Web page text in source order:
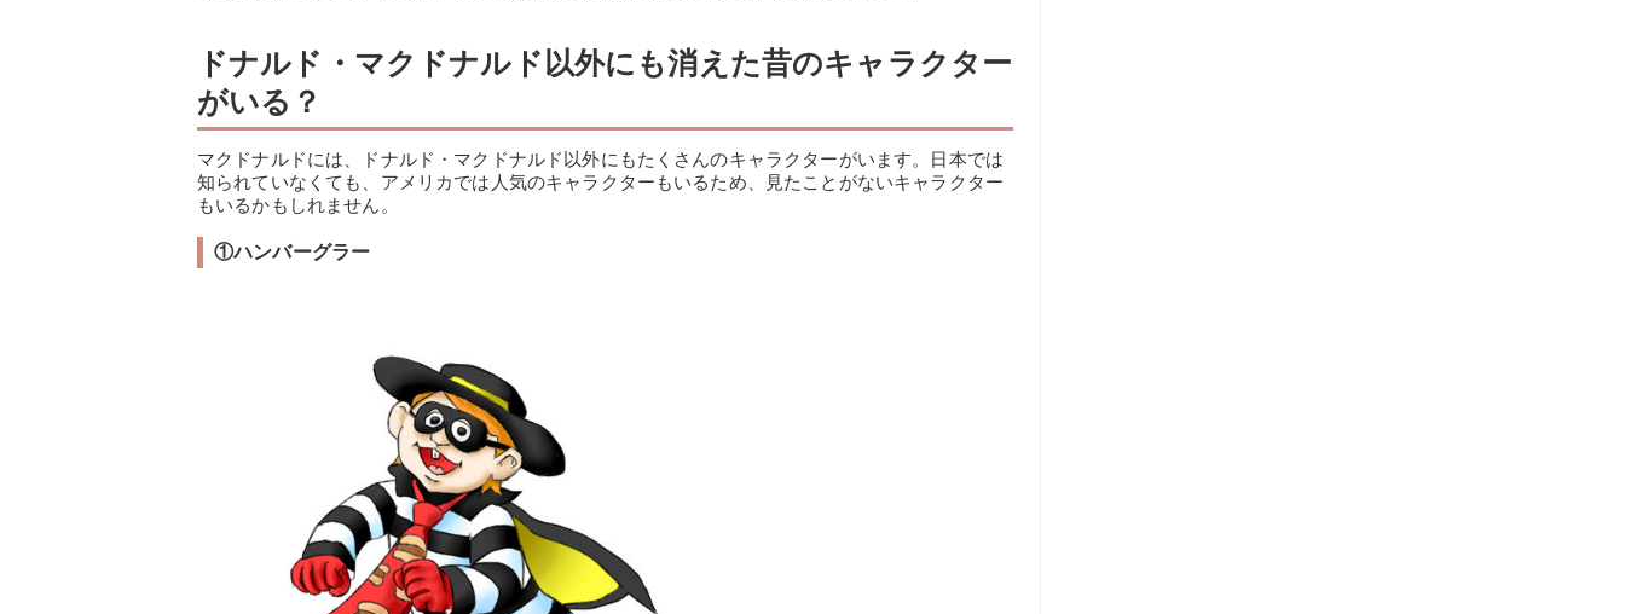
ドナルド・マクドナルド以外にも消えた昔のキャラクター
がいる？
マクドナルドには、ドナルド・マクドナルド以外にもたくさんのキャラクターがいます。日本では
知られていなくても、アメリカでは人気のキャラクターもいるため、見たことがないキャラクター
もいるかもしれません。
①ハンバーグラー